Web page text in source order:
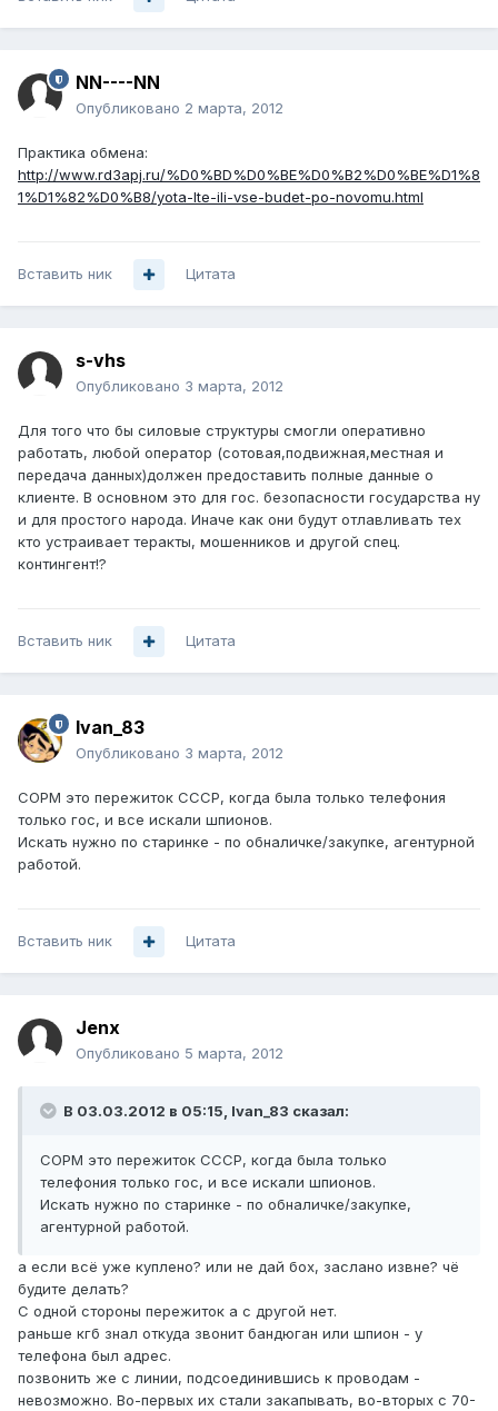
NN----NN
Опубликовано 2 марта, 2012
Практика обмена:
http://www.rd3apj.ru/%D0%BD%D0%BE%D0%B2%D0%BE%D1%8
1%D1%82%D0%B8/yota-lte-ili-vse-budet-po-novomu.html
Вставить ник Цитата
s-vhs
Опубликовано 3 марта, 2012
Для того что бы силовые структуры смогли оперативно
работать, любой оператор (сотовая,подвижная,местная и
передача данных)должен предоставить полные данные о
клиенте. В основном это для гос. безопасности государства ну
и для простого народа. Иначе как они будут отлавливать тех
кто устраивает теракты, мошенников и другой спец.
контингент!?
Вставить ник Цитата
Ivan_83
Опубликовано 3 марта, 2012
СОРМ это пережиток СССР, когда была только телефония
только гос, и все искали шпионов.
Искать нужно по старинке - по обналичке/закупке, агентурной
работой.
Вставить ник Цитата
Jenx
Опубликовано 5 марта, 2012
В 03.03.2012 в 05:15, Ivan_83 сказал:
СОРМ это пережиток СССР, когда была только
телефония только гос, и все искали шпионов.
Искать нужно по старинке - по обналичке/закупке,
агентурной работой.
а если всё уже куплено? или не дай бох, заслано извне? чё
будите делать?
C одной стороны пережиток а с другой нет.
раньше кгб знал откуда звонит бандюган или шпион - у
телефона был адрес.
позвонить же с линии, подсоединившись к проводам -
невозможно. Во-первых их стали закапывать, во-вторых с 70-